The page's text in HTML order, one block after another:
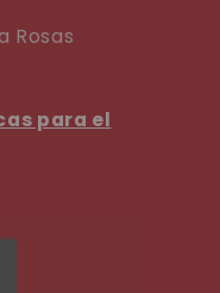
Rosas
para el